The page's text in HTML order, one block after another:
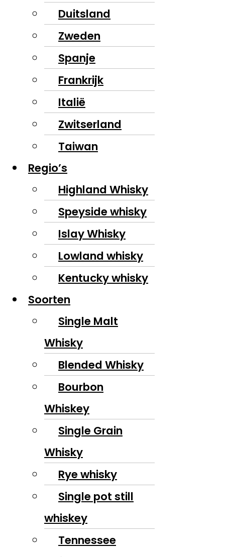
Duitsland
Zweden
Spanje
Frankrijk
Italië
Zwitserland
Taiwan
Regio’s
Highland Whisky
Speyside whisky
Islay Whisky
Lowland whisky
Kentucky whisky
Soorten
Single Malt
Whisky
Blended Whisky
Bourbon
Whiskey
Single Grain
Whisky
Rye whisky
Single pot still
whiskey
Tennessee